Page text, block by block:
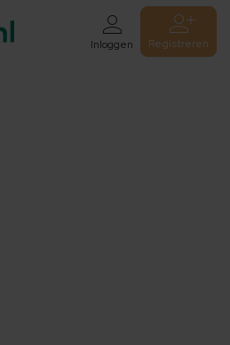
Inloggen Registreren